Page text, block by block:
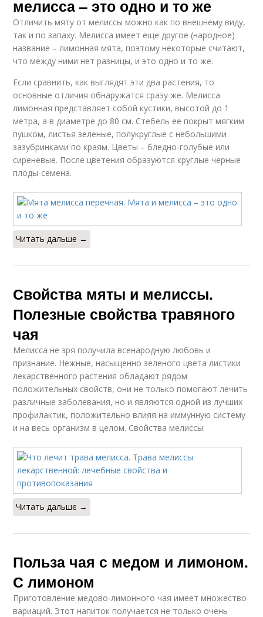
мелисса – это одно и то же
Отличить мяту от мелиссы можно как по внешнему виду,
так и по запаху. Мелисса имеет еще другое (народное)
название – лимонная мята, поэтому некоторые считают,
что между ними нет разницы, и это одно и то же.
Если сравнить, как выглядят эти два растения, то
основные отличия обнаружатся сразу же. Мелисса
лимонная представляет собой кустики, высотой до 1
метра, а в диаметре до 80 см. Стебель ее покрыт мягким
пушком, листья зеленые, полукруглые с небольшими
зазубринками по краям. Цветы – бледно-голубые или
сиреневые. После цветения образуются круглые черные
плоды-семена.
Читать дальше →
Свойства мяты и мелиссы.
Полезные свойства травяного
чая
Мелисса не зря получила всенародную любовь и
признание. Нежные, насыщенно зеленого цвета листики
лекарственного растения обладают рядом
положительных свойств, они не только помогают лечить
различные заболевания, но и являются одной из лучших
профилактик, положительно влияя на иммунную систему
и на весь организм в целом. Свойства мелиссы:
Читать дальше →
Польза чая с медом и лимоном.
С лимоном
Приготовление медово-лимонного чая имеет множество
вариаций. Этот напиток получается не только очень